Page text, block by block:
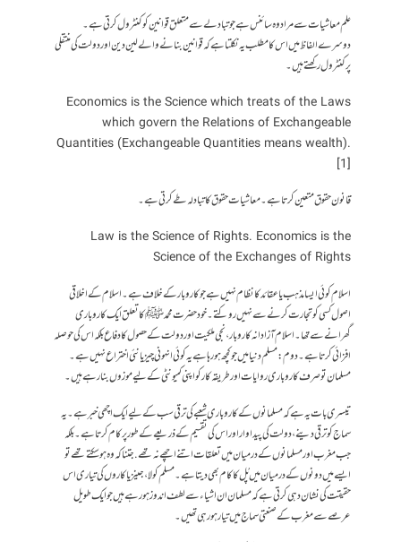
علم معاشیات سے مراد وہ سائنس ہے جو تبادلے سے متعلق قوانین کو کنٹرول کرتی ہے۔
دوسرے الفاظ میں اس کا مطلب یہ نکلتا ہے کہ قوانین بنانے والے لین دین اور دولت کی منتقلی
پر کنٹرول رکھتے ہیں۔
Economics is the Science which treats of the Laws
which govern the Relations of Exchangeable
Quantities (Exchangeable Quantities means wealth).
[1]
قانون حقوق متعین کرتا ہے۔ معاشیات حقوق کا تبادلہ طے کرتی ہے۔
Law is the Science of Rights. Economics is the
Science of the Exchanges of Rights
اسلام کوئی ایسا مذہب یا عقائد کا نظام نہیں ہے جو کاروبار کے خلاف ہے۔ اسلام کے اخلاقی
اصول کسی کو تجارت کرنے سے نہیں روکتے۔ خود حضرت محمدﷺ کا تعلق ایک کاروباری
گھرانے سے تھا۔ اسلام آزادانہ کاروبار، نجی ملکیت اور دولت کے حصول کا دفاع بلکہ اس کی حوصلہ
افزائی کرتا ہے۔ دوم: مسلم دنیا میں جو کچھ ہو رہا ہے یہ کوئی انہونی چیز یا نئی اختراع نہیں ہے۔
مسلمان تو صرف کاروباری روایات اور طریقہ کار کو اپنی کمیونٹی کے لیے موزوں بنا رہے ہیں۔
تیسری بات یہ ہے کہ مسلمانوں کے کاروباری شعبے کی ترقی سب کے لیے ایک اچھی خبر ہے۔ یہ
سماج کو ترقی دینے، دولت کی پیداوار اور اس کی تقسیم کے ذریعے کے طور پر کام کرتا ہے۔ بلکہ
جب مغرب اور مسلمانوں کے درمیان میں تعلقات اتنے اچھے نہ تھے .جتناکہ وہ ہو سکتے تھے تو
ایسے میں دونوں کے درمیان میں پُل کا کام بھی دیتا ہے۔ مسلم کولا، جینز یا کاروں کی تیاری اس
حقیقت کی نشان دہی کرتی ہے کہ مسلمان ان اشیاء سے لطف اندوز ہو رہے ہیں جو ایک طویل
عرصے سے مغرب کے صنعتی سماج میں تیار ہو رہی تھیں۔